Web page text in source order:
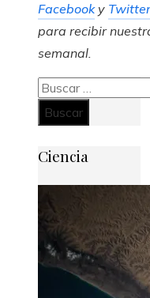
Facebooky Twitter
para recibir
semanal.
Buscar:
Ciencia